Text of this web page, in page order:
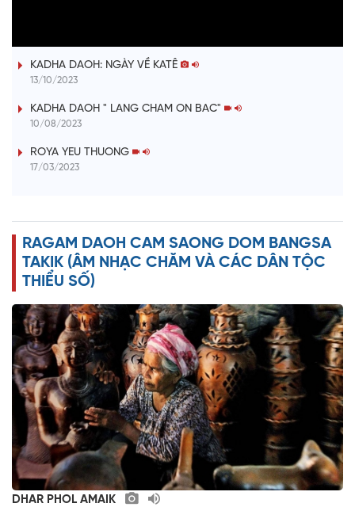
a
V
e
o
KADHA DAOH: NGÀY VỀ KATÊ
13/10/2023
KADHA DAOH " LANG CHAM ON BAC"
10/08/2023
ROYA YEU THUONG
17/03/2023
RAGAM DAOH CAM SAONG DOM BANGSA
TAKIK (ÂM NHẠC CHĂM VÀ CÁC DÂN TỘC
THIỂU SỐ)
DHAR PHOL AMAIK